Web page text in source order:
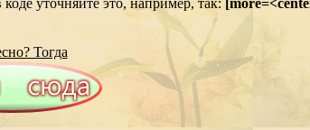
уточняйте это, например, так:
Тогда